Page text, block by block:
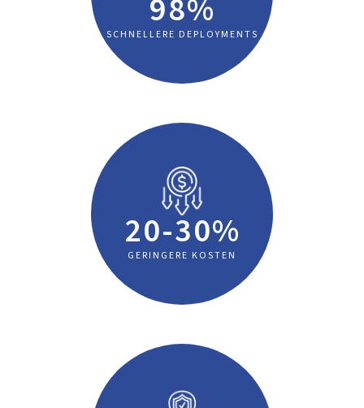
98%
SCHNELLERE DEPLOYMENTS
20-30%
GERINGERE KOSTEN